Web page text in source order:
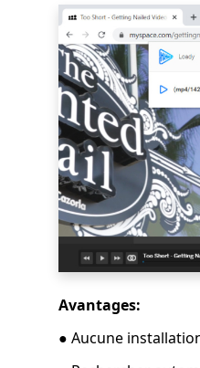
Avantages:
● Aucune